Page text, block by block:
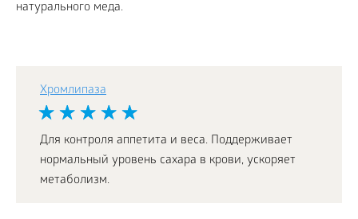
натурального меда.
Хромлипаза
Для контроля аппетита и веса. Поддерживает
нормальный уровень сахара в крови, ускоряет
метаболизм.